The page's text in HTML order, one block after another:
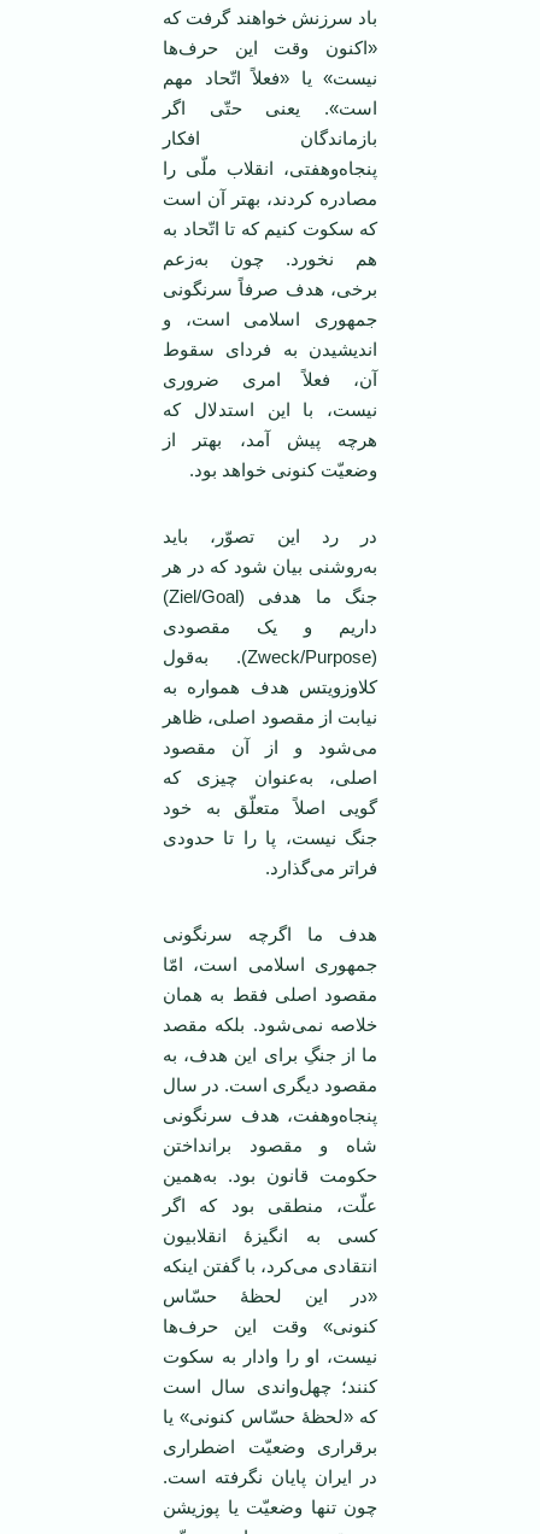
باد سرزنش خواهند گرفت که
«اکنون وقت این حرف‌ها
نیست» یا «فعلاً اتّحاد مهم
است». یعنی حتّی اگر
بازماندگان افکار
پنجاه‌وهفتی، انقلاب ملّی را
مصادره کردند، بهتر آن است
که سکوت کنیم که تا اتّحاد به
هم نخورد. چون به‌زعم
برخی، هدف صرفاً سرنگونی
جمهوری اسلامی است، و
اندیشیدن به فردای سقوط
آن، فعلاً امری ضروری
نیست، با این استدلال که
هرچه پیش آمد، بهتر از
وضعیّت کنونی خواهد بود.
در رد این تصوّر، باید
به‌روشنی بیان شود که در هر
جنگ ما هدفی (Ziel/Goal)
داریم و یک مقصودی
(Zweck/Purpose). به‌قول
کلاوزویتس هدف همواره به
نیابت از مقصود اصلی، ظاهر
می‌شود و از آن مقصود
اصلی، به‌عنوان چیزی که
گویی اصلاً متعلّق به خود
جنگ نیست، پا را تا حدودی
فراتر می‌گذارد.
هدف ما اگرچه سرنگونی
جمهوری اسلامی است، امّا
مقصود اصلی فقط به همان
خلاصه نمی‌شود. بلکه مقصد
ما از جنگِ برای این هدف، به
مقصود دیگری است. در سال
پنجاه‌وهفت، هدف سرنگونی
شاه و مقصود برانداختن
حکومت قانون بود. به‌همین
علّت، منطقی بود که اگر
کسی به انگیزهٔ انقلابیون
انتقادی می‌کرد، با گفتن اینکه
«در این لحظهٔ حسّاس
کنونی» وقت این حرف‌ها
نیست، او را وادار به سکوت
کنند؛ چهل‌واندی سال است
که «لحظهٔ حسّاس کنونی» یا
برقراری وضعیّت اضطراری
در ایران پایان نگرفته است.
چون تنها وضعیّت یا پوزیشن